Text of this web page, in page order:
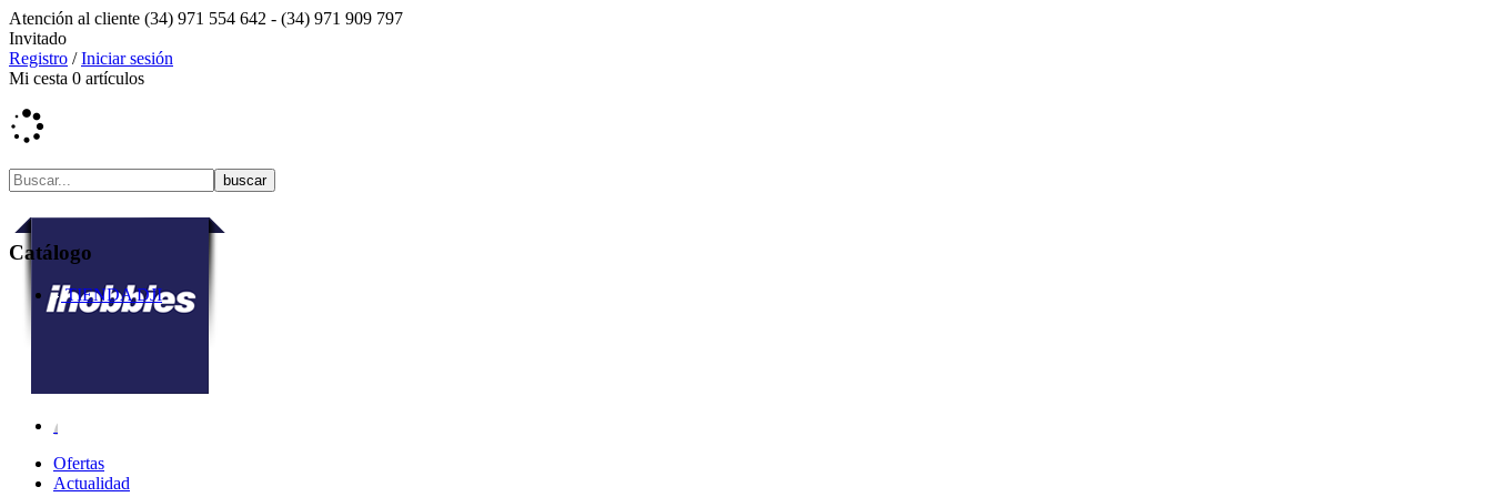
Atención al cliente (34) 971 554 642 - (34) 971 909 797
Invitado
Registro /Iniciar sesión
Mi cesta 0 artículos
Ofertas
Actualidad
Catálogo
TIENDA DJI